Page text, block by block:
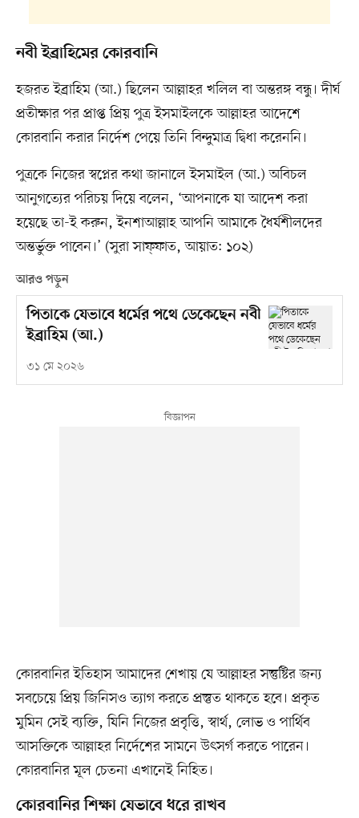
নবী ইব্রাহিমের কোরবানি
হজরত ইব্রাহিম (আ.) ছিলেন আল্লাহর খলিল বা অন্তরঙ্গ বন্ধু। দীর্ঘ
প্রতীক্ষার পর প্রাপ্ত প্রিয় পুত্র ইসমাইলকে আল্লাহর আদেশে
কোরবানি করার নির্দেশ পেয়ে তিনি বিন্দুমাত্র দ্বিধা করেননি।
পুত্রকে নিজের স্বপ্নের কথা জানালে ইসমাইল (আ.) অবিচল
আনুগত্যের পরিচয় দিয়ে বলেন, ‘আপনাকে যা আদেশ করা
হয়েছে তা-ই করুন, ইনশাআল্লাহ আপনি আমাকে ধৈর্যশীলদের
অন্তর্ভুক্ত পাবেন।’ (সুরা সাফ্ফাত, আয়াত: ১০২)
আরও পড়ুন
পিতাকে যেভাবে ধর্মের পথে ডেকেছেন নবী
ইব্রাহিম (আ.)
৩১ মে ২০২৬
কোরবানির ইতিহাস আমাদের শেখায় যে আল্লাহর সন্তুষ্টির জন্য
সবচেয়ে প্রিয় জিনিসও ত্যাগ করতে প্রস্তুত থাকতে হবে। প্রকৃত
মুমিন সেই ব্যক্তি, যিনি নিজের প্রবৃত্তি, স্বার্থ, লোভ ও পার্থিব
আসক্তিকে আল্লাহর নির্দেশের সামনে উৎসর্গ করতে পারেন।
কোরবানির মূল চেতনা এখানেই নিহিত।
কোরবানির শিক্ষা যেভাবে ধরে রাখব